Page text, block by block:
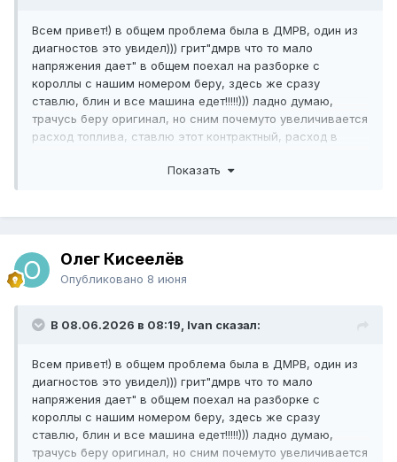
Всем привет!) в общем проблема была в ДМРВ, один из
диагностов это увидел))) грит"дмрв что то мало
напряжения дает" в общем поехал на разборке с
короллы с нашим номером беру, здесь же сразу
ставлю, блин и все машина едет!!!!!))) ладно думаю,
трачусь беру оригинал, но сним почемуто увеличивается
расход топлива, ставлю этот контрактный, расход в
напряжение и т. д. нет ни какой разницы во всех трех
самовнушение работает!!! НО!!! опять расход чуствую
поднялся, пока не определился просто по стрелке бака
подаче газа стремится к нулю, краткосрочная на
стремится в плюс. Коррекции все в пределах
5+-.Непонятно, по кислородному напряжение падает
меньше 0,1В
Показать
Олег Кисеелёв
Опубликовано 8 июня
В 08.06.2026 в 08:19, Ivan сказал:
Всем привет!) в общем проблема была в ДМРВ, один из
диагностов это увидел))) грит"дмрв что то мало
напряжения дает" в общем поехал на разборке с
короллы с нашим номером беру, здесь же сразу
ставлю, блин и все машина едет!!!!!))) ладно думаю,
трачусь беру оригинал, но сним почемуто увеличивается